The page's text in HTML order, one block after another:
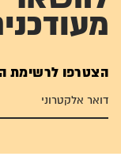
הצטרפו לרשימת